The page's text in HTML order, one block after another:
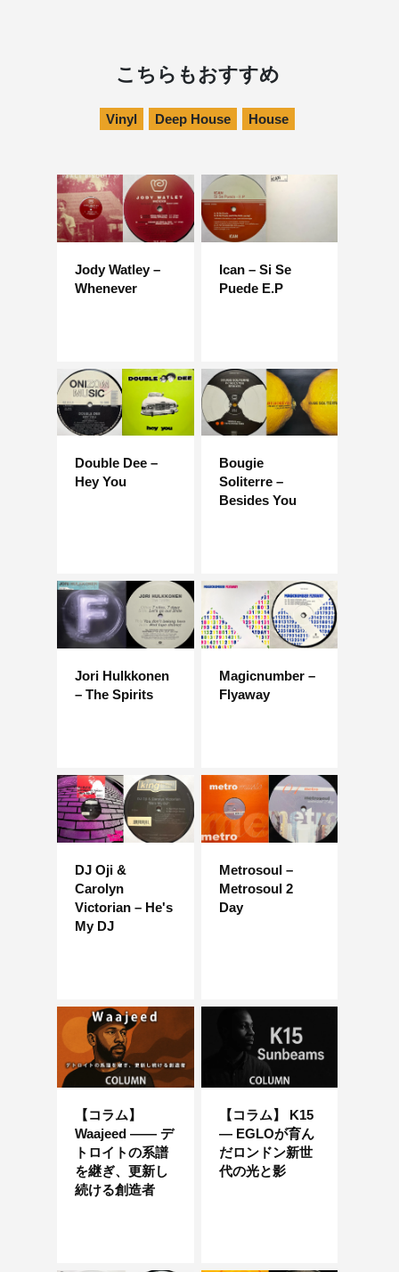
こちらもおすすめ
Vinyl Deep House House
Jody Watley –
Whenever
Ican – Si Se
Puede E.P
Double Dee –
Hey You
Bougie
Soliterre –
Besides You
Jori Hulkkonen
– The Spirits
Magicnumber –
Flyaway
DJ Oji &
Carolyn
Victorian – He's
My DJ
Metrosoul –
Metrosoul 2
Day
【コラム】
Waajeed —— デ
トロイトの系譜
を継ぎ、更新し
続ける創造者
【コラム】 K15
― EGLOが育ん
だロンドン新世
代の光と影